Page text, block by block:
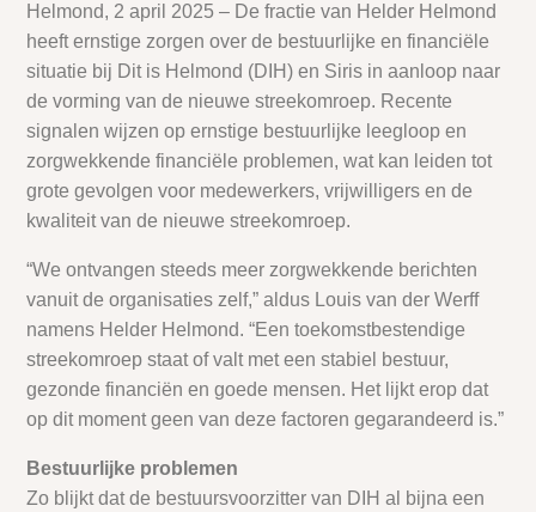
Helmond, 2 april 2025 – De fractie van Helder Helmond
heeft ernstige zorgen over de bestuurlijke en financiële
situatie bij Dit is Helmond (DIH) en Siris in aanloop naar
de vorming van de nieuwe streekomroep. Recente
signalen wijzen op ernstige bestuurlijke leegloop en
zorgwekkende financiële problemen, wat kan leiden tot
grote gevolgen voor medewerkers, vrijwilligers en de
kwaliteit van de nieuwe streekomroep.
“We ontvangen steeds meer zorgwekkende berichten
vanuit de organisaties zelf,” aldus Louis van der Werff
namens Helder Helmond. “Een toekomstbestendige
streekomroep staat of valt met een stabiel bestuur,
gezonde financiën en goede mensen. Het lijkt erop dat
op dit moment geen van deze factoren gegarandeerd is.”
Bestuurlijke problemen
Zo blijkt dat de bestuursvoorzitter van DIH al bijna een